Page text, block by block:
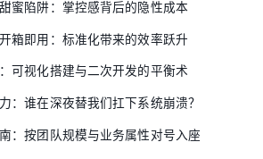
蜜陷阱：掌控感背后的隐性成本
箱即用：标准化带来的效率跃升
可视化搭建与二次开发的平衡术
：谁在深夜替我们扛下系统崩溃？
：按团队规模与业务属性对号入座